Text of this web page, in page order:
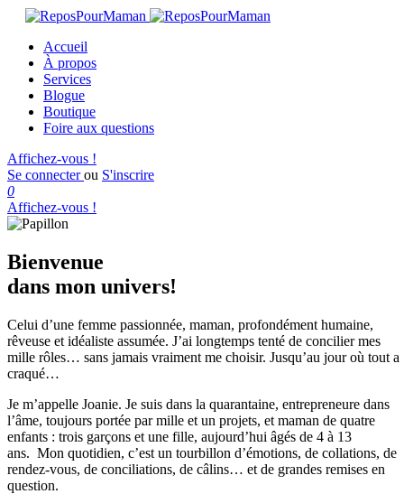
Accueil
À propos
Services
Blogue
Boutique
Foire aux questions
Affichez-vous !
Se connecterou S'inscrire
0
Affichez-vous !
Bienvenue
dans mon univers!
Celui d’une femme passionnée, maman, profondément humaine,
rêveuse et idéaliste assumée. J’ai longtemps tenté de concilier mes
mille rôles… sans jamais vraiment me choisir. Jusqu’au jour où tout a
craqué…
Je m’appelle Joanie. Je suis dans la quarantaine, entrepreneure dans
l’âme, toujours portée par mille et un projets, et maman de quatre
enfants : trois garçons et une fille, aujourd’hui âgés de 4 à 13
ans. Mon quotidien, c’est un tourbillon d’émotions, de collations, de
rendez-vous, de conciliations, de câlins… et de grandes remises en
question.